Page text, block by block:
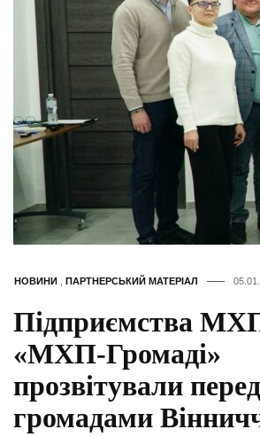
НОВИНИ ПАРТНЕРСЬКИЙ МАТЕРІАЛ
Підприємства
«МХП-Громаді»
прозвітували перед
громадами